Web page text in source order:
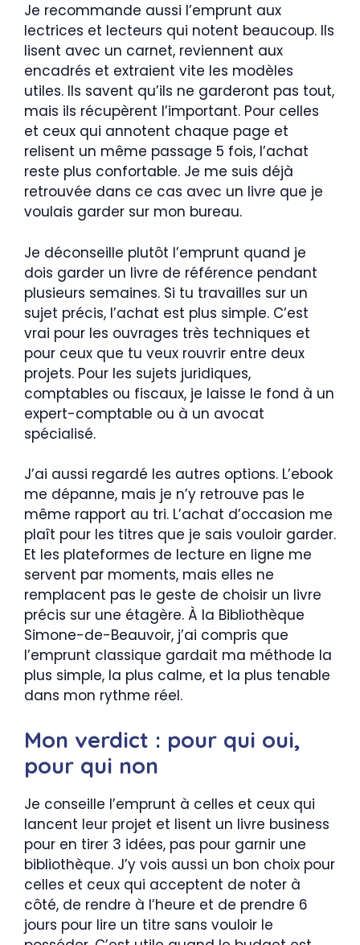
Je recommande aussi l’emprunt aux
lectrices et lecteurs qui notent beaucoup. Ils
lisent avec un carnet, reviennent aux
encadrés et extraient vite les modèles
utiles. Ils savent qu’ils ne garderont pas tout,
mais ils récupèrent l’important. Pour celles
et ceux qui annotent chaque page et
relisent un même passage 5 fois, l’achat
reste plus confortable. Je me suis déjà
retrouvée dans ce cas avec un livre que je
voulais garder sur mon bureau.
Je déconseille plutôt l’emprunt quand je
dois garder un livre de référence pendant
plusieurs semaines. Si tu travailles sur un
sujet précis, l’achat est plus simple. C’est
vrai pour les ouvrages très techniques et
pour ceux que tu veux rouvrir entre deux
projets. Pour les sujets juridiques,
comptables ou fiscaux, je laisse le fond à un
expert-comptable ou à un avocat
spécialisé.
J’ai aussi regardé les autres options. L’ebook
me dépanne, mais je n’y retrouve pas le
même rapport au tri. L’achat d’occasion me
plaît pour les titres que je sais vouloir garder.
Et les plateformes de lecture en ligne me
servent par moments, mais elles ne
remplacent pas le geste de choisir un livre
précis sur une étagère. À la Bibliothèque
Simone-de-Beauvoir, j’ai compris que
l’emprunt classique gardait ma méthode la
plus simple, la plus calme, et la plus tenable
dans mon rythme réel.
Mon verdict : pour qui oui,
pour qui non
Je conseille l’emprunt à celles et ceux qui
lancent leur projet et lisent un livre business
pour en tirer 3 idées, pas pour garnir une
bibliothèque. J’y vois aussi un bon choix pour
celles et ceux qui acceptent de noter à
côté, de rendre à l’heure et de prendre 6
jours pour lire un titre sans vouloir le